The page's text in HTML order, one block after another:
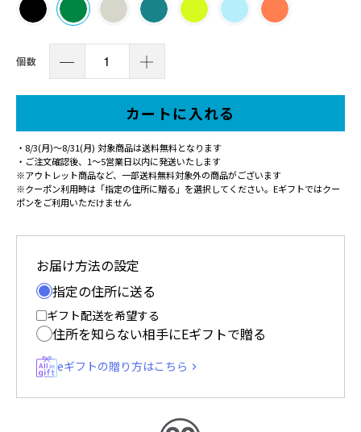
個数
カートに入れる
・8/3(月)～8/31(月) 対象商品は送料無料となります
・ご注文確認後、1〜5営業日以内に発送いたします
※アウトレット商品など、一部送料無料対象外の商品がございます
※クーポン利用時は「指定の住所に贈る」を選択してください。Eギフトではクー
ポンをご利用いただけません
お届け方法の設定
指定の住所に送る
ギフト配送を希望する
住所を知らない相手にEギフトで贈る
eギフトの贈り方はこちら